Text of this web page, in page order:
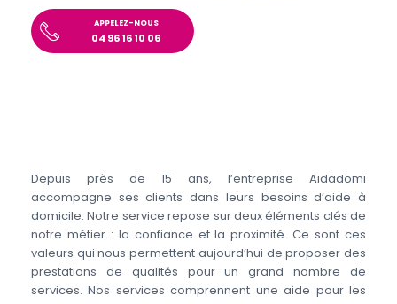
APPELEZ-NOUS
04 96 16 10 06
Depuis près de 15 ans, l’entreprise Aidadomi
accompagne ses clients dans leurs besoins d’aide à
domicile. Notre service repose sur deux éléments clés de
notre métier : la confiance et la proximité. Ce sont ces
valeurs qui nous permettent aujourd’hui de proposer des
prestations de qualités pour un grand nombre de
services. Nos services comprennent une aide pour les